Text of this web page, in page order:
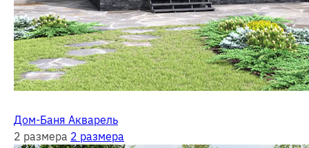
Дом-Баня Акварель
2 размера 2 размера